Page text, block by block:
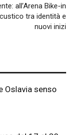
all’Arena Bike-in
tra identità e
nuovi inizi
Oslavia senso